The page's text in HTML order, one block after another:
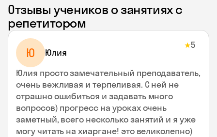
Отзывы учеников о занятиях с
репетитором
Ю Юлия
★5
Юлия просто замечательный преподаватель,
очень вежливая и терпеливая. С ней не
страшно ошибиться и задавать много
вопросов) прогресс на уроках очень
заметный, всего несколько занятий и я уже
могу читать на хиаргане! это великолепно)